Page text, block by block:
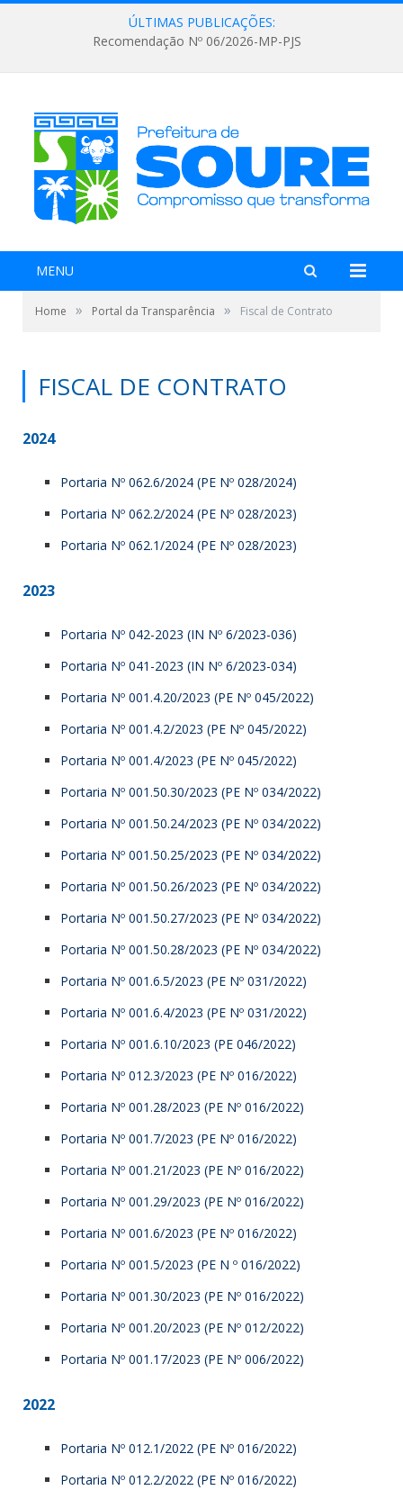
ÚLTIMAS PUBLICAÇÕES:
Recomendação Nº 06/2026-MP-PJS
MENU
Home » Portal da Transparência » Fiscal de Contrato
FISCAL DE CONTRATO
2024
Portaria Nº 062.6/2024 (PE Nº 028/2024)
Portaria Nº 062.2/2024 (PE Nº 028/2023)
Portaria Nº 062.1/2024 (PE Nº 028/2023)
2023
Portaria Nº 042-2023 (IN Nº 6/2023-036)
Portaria Nº 041-2023 (IN Nº 6/2023-034)
Portaria Nº 001.4.20/2023 (PE Nº 045/2022)
Portaria Nº 001.4.2/2023 (PE Nº 045/2022)
Portaria Nº 001.4/2023 (PE Nº 045/2022)
Portaria Nº 001.50.30/2023 (PE Nº 034/2022)
Portaria Nº 001.50.24/2023 (PE Nº 034/2022)
Portaria Nº 001.50.25/2023 (PE Nº 034/2022)
Portaria Nº 001.50.26/2023 (PE Nº 034/2022)
Portaria Nº 001.50.27/2023 (PE Nº 034/2022)
Portaria Nº 001.50.28/2023 (PE Nº 034/2022)
Portaria Nº 001.6.5/2023 (PE Nº 031/2022)
Portaria Nº 001.6.4/2023 (PE Nº 031/2022)
Portaria Nº 001.6.10/2023 (PE 046/2022)
Portaria Nº 012.3/2023 (PE Nº 016/2022)
Portaria Nº 001.28/2023 (PE Nº 016/2022)
Portaria Nº 001.7/2023 (PE Nº 016/2022)
Portaria Nº 001.21/2023 (PE Nº 016/2022)
Portaria Nº 001.29/2023 (PE Nº 016/2022)
Portaria Nº 001.6/2023 (PE Nº 016/2022)
Portaria Nº 001.5/2023 (PE N º 016/2022)
Portaria Nº 001.30/2023 (PE Nº 016/2022)
Portaria Nº 001.20/2023 (PE Nº 012/2022)
Portaria Nº 001.17/2023 (PE Nº 006/2022)
2022
Portaria Nº 012.1/2022 (PE Nº 016/2022)
Portaria Nº 012.2/2022 (PE Nº 016/2022)